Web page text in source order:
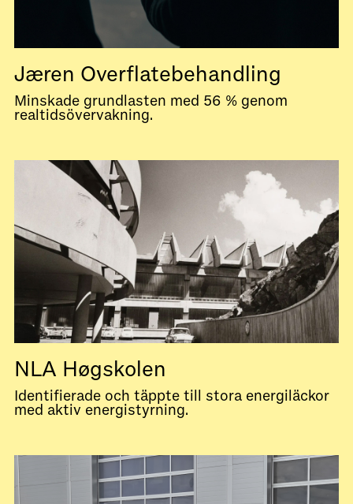
Jæren Overflatebehandling
Minskade grundlasten med 56 % genom
realtidsövervakning.
NLA Høgskolen
Identifierade och täppte till stora energiläckor
med aktiv energistyrning.